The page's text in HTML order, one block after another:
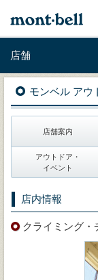
店舗
モンベル アウ
店舗案内
アウトドア・
イベント
店内情報
クライミング・